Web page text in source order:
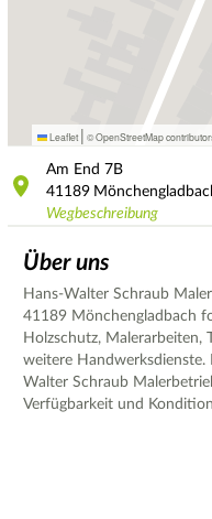
Leaflet | © OpenStreetMap
Am End 7B
41189
Wegbeschreibung
Über uns
Hans-Walter Schraub
41189 Mönchengladbach
Holzschutz, Malerarbeiten,
weitere Handwerksdienste.
Walter Schraub
Verfügbarkeit und